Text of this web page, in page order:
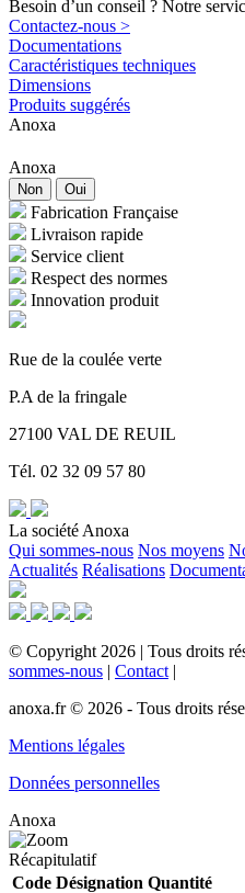
Besoin d’un conseil ? Notre
Contactez-nous >
Documentations
Caractéristiques techniques
Dimensions
Produits suggérés
Anoxa
Anoxa
Non Oui
Fabrication Française
Livraison rapide
Service client
Respect des normes
Innovation produit
Rue de la coulée verte
P.A de la fringale
27100 VAL DE REUIL
Tél. 02 32 09 57 80
La société Anoxa
Qui sommes-nous Nos moyens
Actualités Réalisations
© Copyright 2026 | Tous droits
sommes-nous | Contact |
anoxa.fr © 2026 - Tous droits
Mentions légales
Données personnelles
Anoxa
Récapitulatif
Code Désignation Quantité